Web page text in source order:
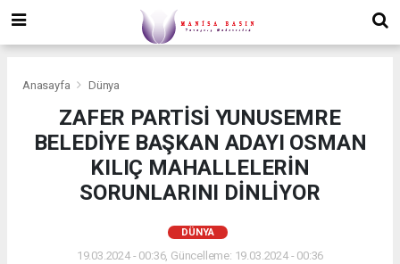
Anasayfa Dünya
ZAFER PARTİSİ YUNUSEMRE
BELEDİYE BAŞKAN ADAYI OSMAN
KILIÇ MAHALLELERİN
SORUNLARINI DİNLİYOR
DÜNYA
19.03.2024 - 00:36, Güncelleme: 19.03.2024 - 00:36